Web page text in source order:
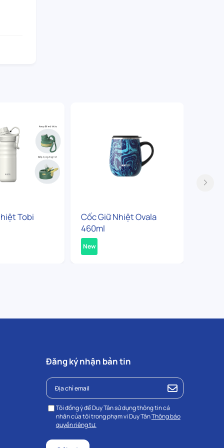
Tobi
Cốc Giữ Nhiệt Ovala
460ml
New
Đăng ký nhận bản tin
Tôi đồng ý để Duy Tân sử dụng thông tin cá
nhân của tôi trong phạm vi Duy TânThông báo
quyền riêng tư.